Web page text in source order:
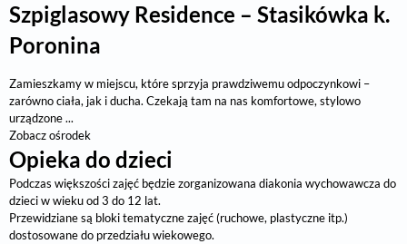
Szpiglasowy Residence – Stasikówka k.
Poronina
Zamieszkamy w miejscu, które sprzyja prawdziwemu odpoczynkowi –
zarówno ciała, jak i ducha. Czekają tam na nas komfortowe, stylowo
urządzone ...
Zobacz ośrodek
Opieka do dzieci
Podczas większości zajęć będzie zorganizowana diakonia wychowawcza do
dzieci w wieku od 3 do 12 lat.
Przewidziane są bloki tematyczne zajęć (ruchowe, plastyczne itp.)
dostosowane do przedziału wiekowego.